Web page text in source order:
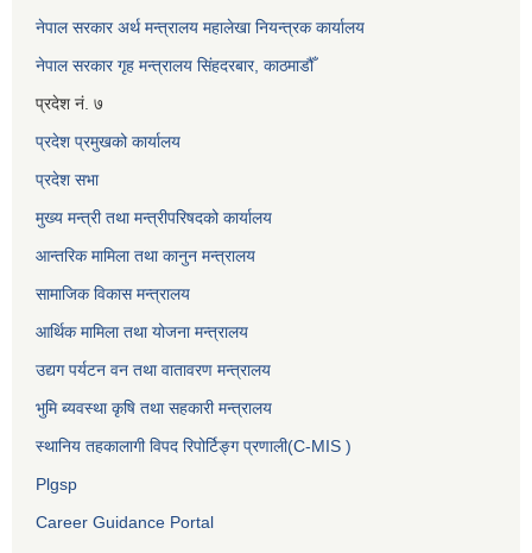
नेपाल सरकार अर्थ मन्त्रालय महालेखा नियन्त्रक कार्यालय
नेपाल सरकार गृह मन्त्रालय सिंहदरबार, काठमाडौँ
प्रदेश नं. ७
प्रदेश प्रमुखको कार्यालय
प्रदेश सभा
मुख्य मन्त्री तथा मन्त्रीपरिषदको कार्यालय
आन्तरिक मामिला तथा कानुन मन्त्रालय
सामाजिक विकास मन्त्रालय
आर्थिक मामिला तथा योजना मन्त्रालय
उद्यग पर्यटन वन तथा वातावरण मन्त्रालय
भुमि ब्यवस्था कृषि तथा सहकारी मन्त्रालय
स्थानिय तहकालागी विपद रिपोर्टिङ्ग प्रणाली(C-MIS )
Plgsp
Career Guidance Portal